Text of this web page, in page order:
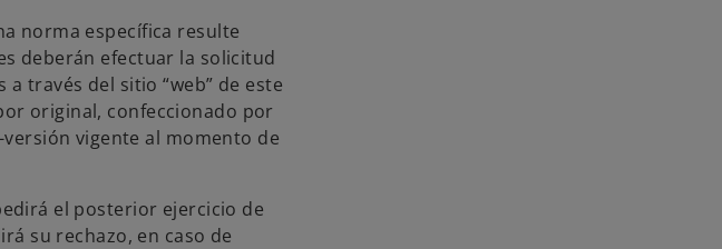
norma específica resulte
deberán efectuar la solicitud
través del sitio “web” de este
original, confeccionado por
vigente al momento de
el posterior ejercicio de
su rechazo, en caso de